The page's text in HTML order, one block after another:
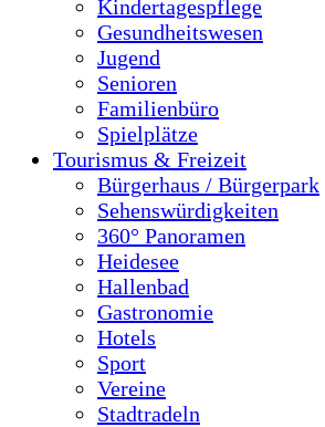
Kindertagespflege
Gesundheitswesen
Jugend
Senioren
Familienbüro
Spielplätze
Tourismus & Freizeit
Bürgerhaus / Bürgerpark
Sehenswürdigkeiten
360° Panoramen
Heidesee
Hallenbad
Gastronomie
Hotels
Sport
Vereine
Stadtradeln